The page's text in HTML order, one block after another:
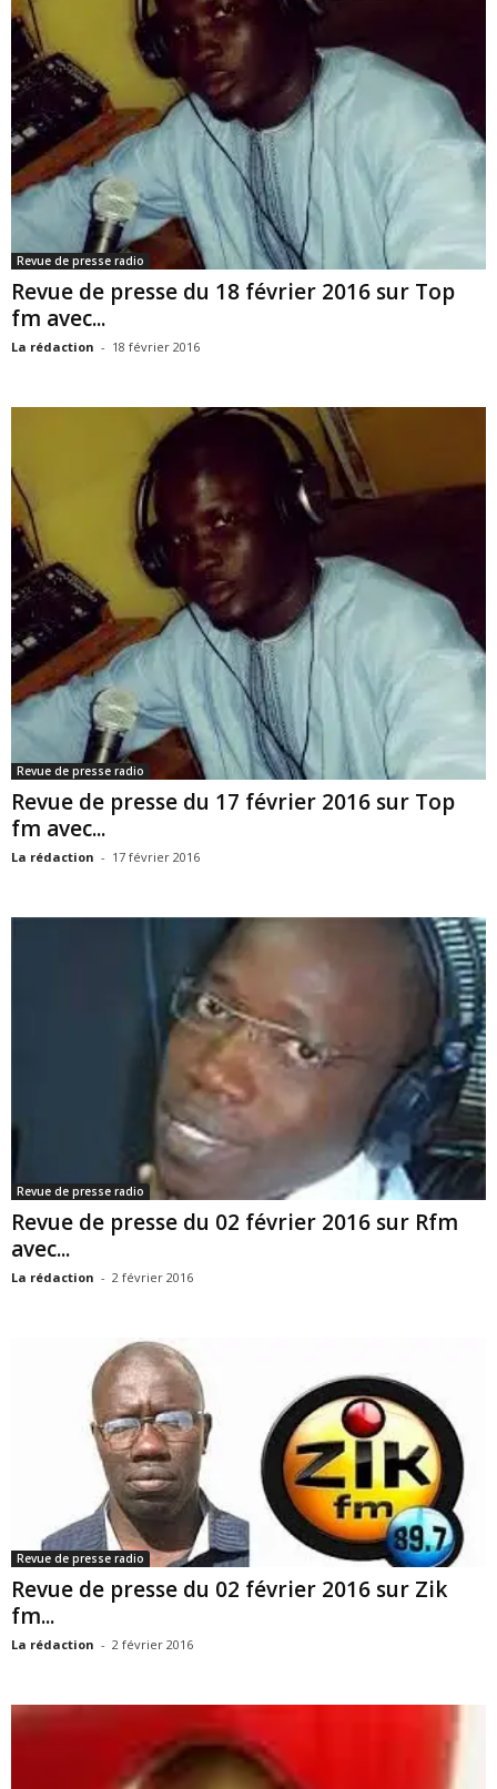
Revue de presse radio
Revue de presse du 18 février 2016 sur Top
fm avec...
La rédaction - 18 février 2016
Revue de presse radio
Revue de presse du 17 février 2016 sur Top
fm avec...
La rédaction - 17 février 2016
Revue de presse radio
Revue de presse du 02 février 2016 sur Rfm
avec...
La rédaction - 2 février 2016
Revue de presse radio
Revue de presse du 02 février 2016 sur Zik
fm...
La rédaction - 2 février 2016